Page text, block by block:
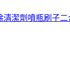
清潔劑噴瓶刷子